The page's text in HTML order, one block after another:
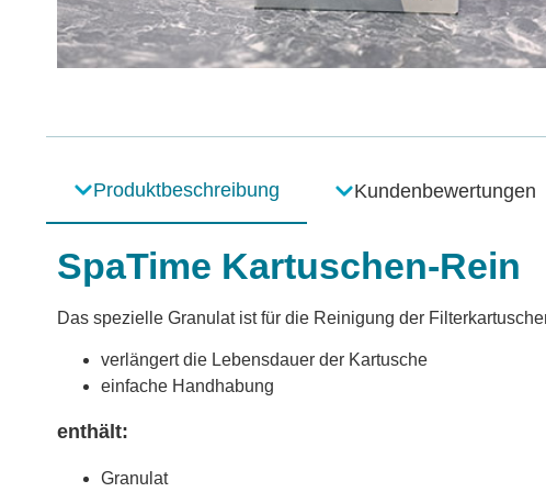
Produktbeschreibung Kundenbewertungen
SpaTime Kartuschen-Rein
Das spezielle Granulat ist für die Reinigung der
verlängert die Lebensdauer der Kartusche
einfache Handhabung
enthält:
Granulat